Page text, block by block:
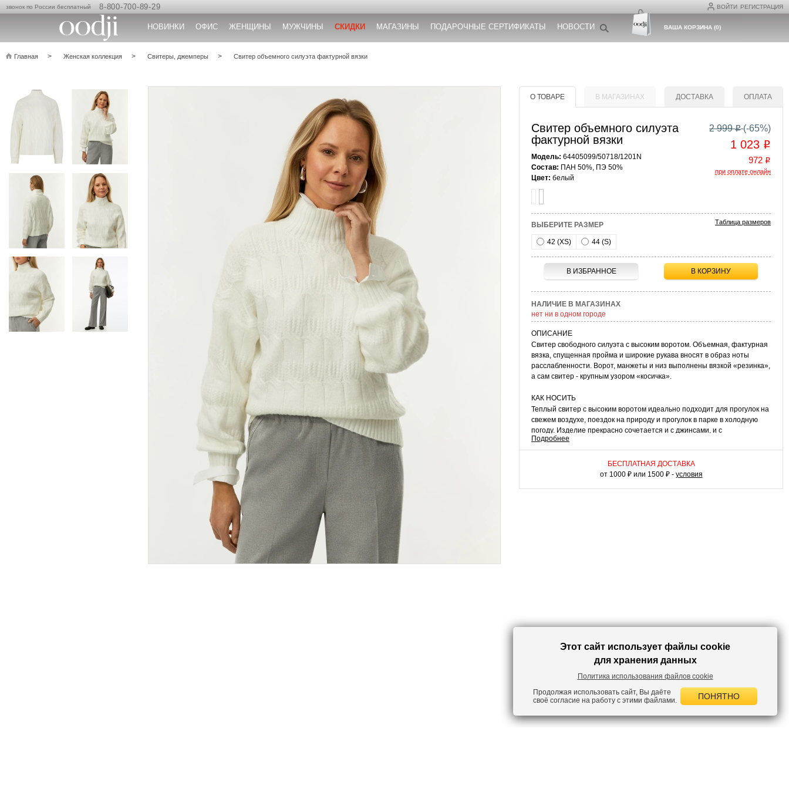
ВОЙТИ РЕГИСТРАЦИЯ
звонок по России бесплатный 8-800-700-89-29
НОВИНКИ ОФИС ЖЕНЩИНЫ МУЖЧИНЫ СКИДКИ МАГАЗИНЫ ПОДАРОЧНЫЕ СЕРТИФИКАТЫ НОВОСТИ ВАША КОРЗИНА(0)
Главная Женская коллекция Свитеры, джемперы Свитер объемного силуэта фактурной вязки
О ТОВАРЕ В МАГАЗИНАХ ДОСТАВКА ОПЛАТА
Свитер объемного силуэта
фактурной вязки
Модель: 64405099/50718/1201N
Состав: ПАН 50%, ПЭ 50%
Цвет: белый
2 999o (-65%)
1 023 o
972 o
при оплате онлайн
ВЫБЕРИТЕ РАЗМЕР Таблица размеров
42 (XS) 44 (S)
В ИЗБРАННОЕ В КОРЗИНУ
НАЛИЧИЕ В МАГАЗИНАХ
нет ни в одном городе
ОПИСАНИЕ
Свитер свободного силуэта с высоким воротом. Объемная, фактурная
вязка, спущенная пройма и широкие рукава вносят в образ ноты
расслабленности. Ворот, манжеты и низ выполнены вязкой «резинка»,
а сам свитер - крупным узором «косичка».
КАК НОСИТЬ
Теплый свитер с высоким воротом идеально подходит для прогулок на
свежем воздухе, поездок на природу и прогулок в парке в холодную
погоду. Изделие прекрасно сочетается и с джинсами, и с
классическими брюками и юбками. Уютная модель для
непредсказуемой погоды.
Подробнее
БЕСПЛАТНАЯ ДОСТАВКА
от 1000 ₽ или 1500 ₽ - условия
Этот сайт использует файлы cookie
для хранения данных
Политика использования файлов cookie
Продолжая использовать сайт, Вы даёте
своё согласие на работу с этими файлами.
ПОНЯТНО